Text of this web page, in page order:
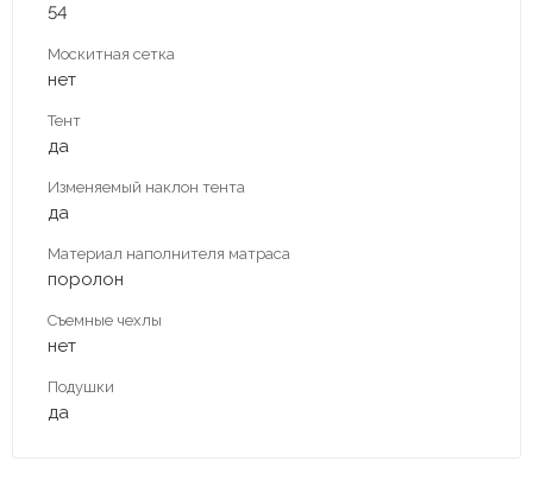
54
Москитная сетка
нет
Тент
да
Изменяемый наклон тента
да
Материал наполнителя матраса
поролон
Съемные чехлы
нет
Подушки
да